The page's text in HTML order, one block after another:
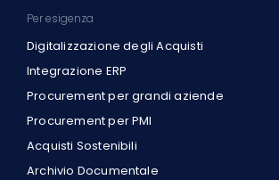
Per esigenza
Digitalizzazione degli Acquisti
Integrazione ERP
Procurement per grandi aziende
Procurement per PMI
Acquisti Sostenibili
Archivio Documentale